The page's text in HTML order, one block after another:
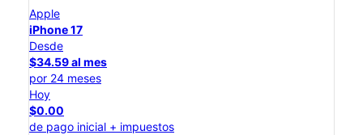
Apple
iPhone 17
Desde
$34.59 al mes
por 24 meses
Hoy
$0.00
de pago inicial + impuestos